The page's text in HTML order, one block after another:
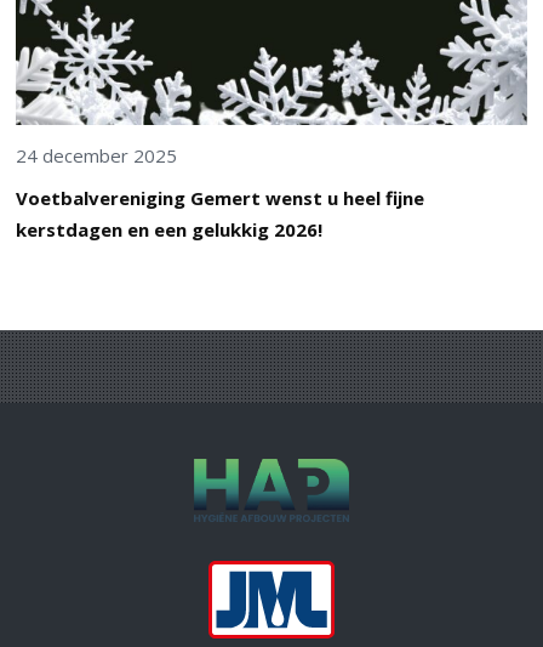
24 december 2025
Voetbalvereniging Gemert wenst u heel fijne
kerstdagen en een gelukkig 2026!